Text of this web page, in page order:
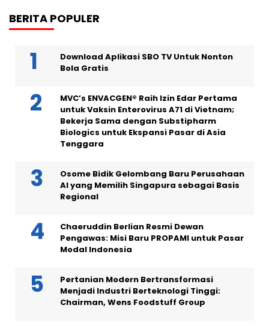
BERITA POPULER
Download Aplikasi SBO TV Untuk Nonton
Bola Gratis
MVC’s ENVACGEN® Raih Izin Edar Pertama
untuk Vaksin Enterovirus A71 di Vietnam;
Bekerja Sama dengan Substipharm
Biologics untuk Ekspansi Pasar di Asia
Tenggara
Osome Bidik Gelombang Baru Perusahaan
AI yang Memilih Singapura sebagai Basis
Regional
Chaeruddin Berlian Resmi Dewan
Pengawas: Misi Baru PROPAMI untuk Pasar
Modal Indonesia
Pertanian Modern Bertransformasi
Menjadi Industri Berteknologi Tinggi:
Chairman, Wens Foodstuff Group